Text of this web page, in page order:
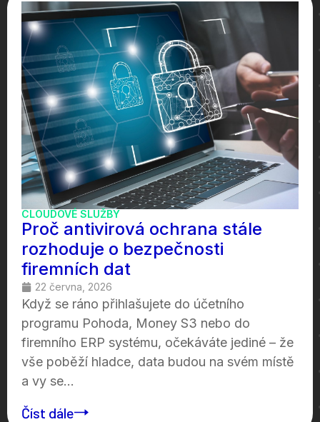
CLOUDOVÉ SLUŽBY
Proč antivirová ochrana stále
rozhoduje o bezpečnosti
firemních dat
22 června, 2026
Když se ráno přihlašujete do účetního
programu Pohoda, Money S3 nebo do
firemního ERP systému, očekáváte jediné – že
vše poběží hladce, data budou na svém místě
a vy se...
Číst dále